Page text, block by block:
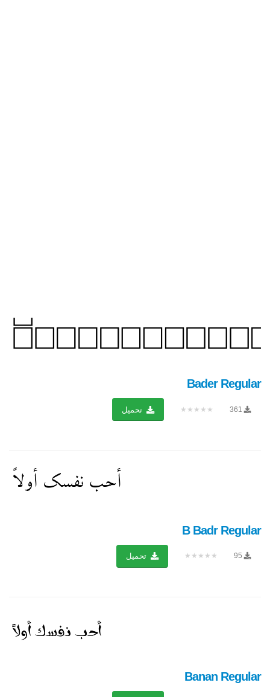
Bader Regular
361
★★★★★ تحميل
B Badr Regular
95
★★★★★ تحميل
Banan Regular